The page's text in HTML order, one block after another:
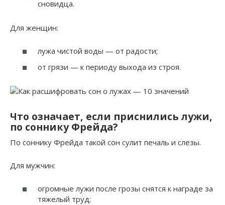
сновидца.
Для женщин:
лужа чистой воды — от радости;
от грязи — к периоду выхода из строя.
Что означает, если приснились лужи,
по соннику Фрейда?
По соннику Фрейда такой сон сулит печаль и слезы.
Для мужчин:
огромные лужи после грозы снятся к награде за
тяжелый труд;